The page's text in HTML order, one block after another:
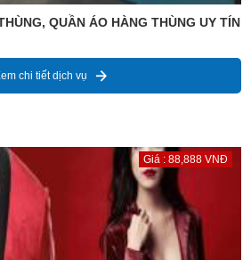
QUẦN ÁO HÀNG THÙNG UY TÍN
chi tiết dịch vụ
Giá : 88,888 VNĐ